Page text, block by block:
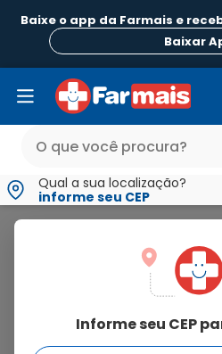
Baixe o app da Farmais e
Baixar
Qual a sua localização?
informe seu CEP
Informe seu CEP